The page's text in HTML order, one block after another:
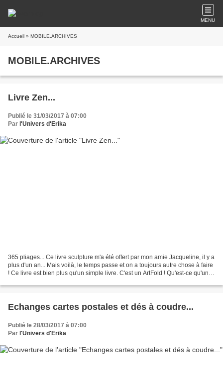
MENU
Accueil » MOBILE.ARCHIVES
MOBILE.ARCHIVES
Livre Zen...
Publié le 31/03/2017 à 07:00
Par l'Univers d'Erika
365 pliages... Ce livre sculpture m'a été offert par mon amie Jacqueline, il y a
plus d'un an... Mais voilà, le temps passe et on a toujours autre chose à faire
! Ce livre est bien plus qu'un simple livre. C'est un ArtFold ! Qu'est-ce qu'un
Echanges cartes postales et dés à coudre...
Publié le 28/03/2017 à 07:00
Par l'Univers d'Erika